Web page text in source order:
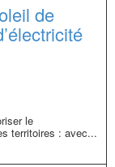
de
le
territoires : avec...